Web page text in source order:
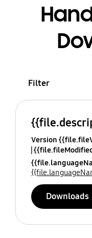
Filter
Version
Downloads